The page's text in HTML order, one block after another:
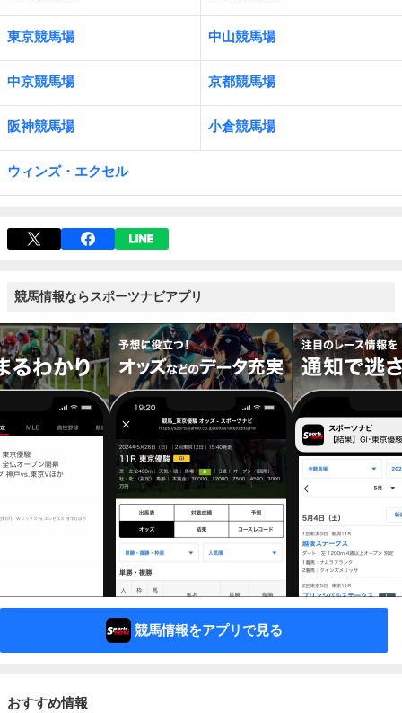
東京競馬場 中山競馬場
中京競馬場 京都競馬場
阪神競馬場 小倉競馬場
ウィンズ・エクセル
競馬情報ならスポーツナビアプリ
競馬情報をアプリで見る
おすすめ情報